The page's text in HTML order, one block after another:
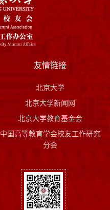
友情链接
北京大学
北京大学新闻网
北京大学教育基金会
中国高等教育学会校友工作研究
分会